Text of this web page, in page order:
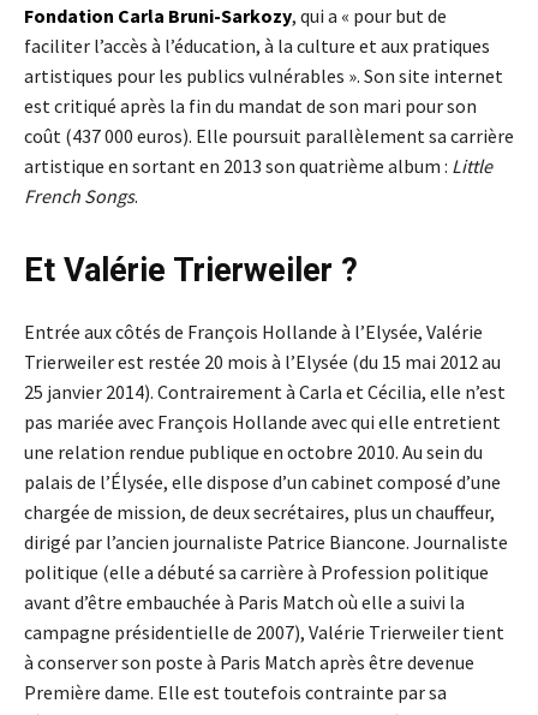
Fondation Carla Bruni-Sarkozy, qui a « pour but de
faciliter l’accès à l’éducation, à la culture et aux pratiques
artistiques pour les publics vulnérables ». Son site internet
est critiqué après la fin du mandat de son mari pour son
coût (437 000 euros). Elle poursuit parallèlement sa carrière
artistique en sortant en 2013 son quatrième album : Little
French Songs.
Et Valérie Trierweiler ?
Entrée aux côtés de François Hollande à l’Elysée, Valérie
Trierweiler est restée 20 mois à l’Elysée (du 15 mai 2012 au
25 janvier 2014). Contrairement à Carla et Cécilia, elle n’est
pas mariée avec François Hollande avec qui elle entretient
une relation rendue publique en octobre 2010. Au sein du
palais de l’Élysée, elle dispose d’un cabinet composé d’une
chargée de mission, de deux secrétaires, plus un chauffeur,
dirigé par l’ancien journaliste Patrice Biancone. Journaliste
politique (elle a débuté sa carrière à Profession politique
avant d’être embauchée à Paris Match où elle a suivi la
campagne présidentielle de 2007), Valérie Trierweiler tient
à conserver son poste à Paris Match après être devenue
Première dame. Elle est toutefois contrainte par sa